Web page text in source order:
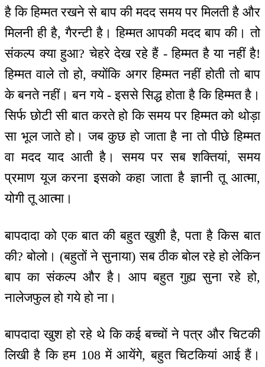
है कि हिम्मत रखने से बाप की मदद समय पर मिलती है और
मिलनी ही है, गैरन्टी है। हिम्मत आपकी मदद बाप की। तो
संकल्प क्या हुआ? चेहरे देख रहे हैं - हिम्मत है या नहीं है!
हिम्मत वाले तो हो, क्योंकि अगर हिम्मत नहीं होती तो बाप
के बनते नहीं। बन गये - इससे सिद्ध होता है कि हिम्मत है।
सिर्फ छोटी सी बात करते हो कि समय पर हिम्मत को थोड़ा
सा भूल जाते हो। जब कुछ हो जाता है ना तो पीछे हिम्मत
वा मदद याद आती है। समय पर सब शक्तियां, समय
प्रमाण यूज करना इसको कहा जाता है ज्ञानी तू आत्मा,
योगी तू आत्मा।
बापदादा को एक बात की बहुत खुशी है, पता है किस बात
की? बोलो। (बहुतों ने सुनाया) सब ठीक बोल रहे हो लेकिन
बाप का संकल्प और है। आप बहुत गुह्य सुना रहे हो,
नालेजफुल हो गये हो ना।
बापदादा खुश हो रहे थे कि कई बच्चों ने पत्र और चिटकी
लिखी है कि हम 108 में आयेंगे, बहुत चिटकियां आई हैं।